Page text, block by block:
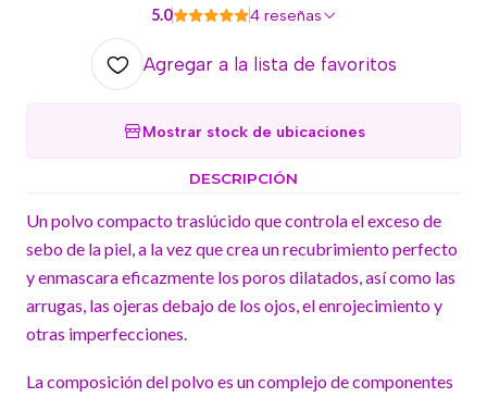
5.0 4 reseñas
Agregar a la lista de favoritos
Mostrar stock de ubicaciones
DESCRIPCIÓN
Un polvo compacto traslúcido que controla el exceso de
sebo de la piel, a la vez que crea un recubrimiento perfecto
y enmascara eficazmente los poros dilatados, así como las
arrugas, las ojeras debajo de los ojos, el enrojecimiento y
otras imperfecciones.
La composición del polvo es un complejo de componentes